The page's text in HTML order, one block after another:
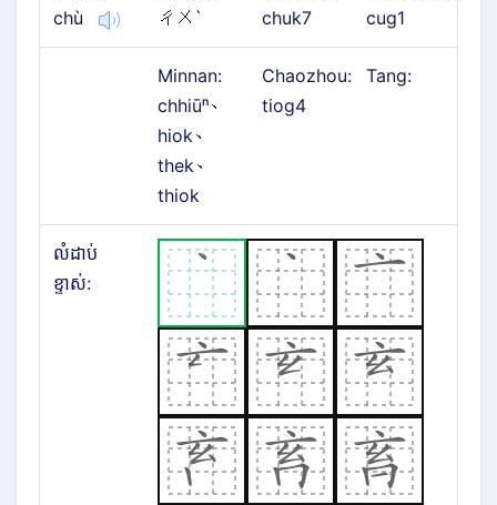
chù
ㄔㄨˋ
chuk7
cug1
Minnan:
chhiūⁿ、
hiok、
thek、
thiok
Chaozhou:
tiog4
Tang:
លំដាប់
ខ្ទាស់: